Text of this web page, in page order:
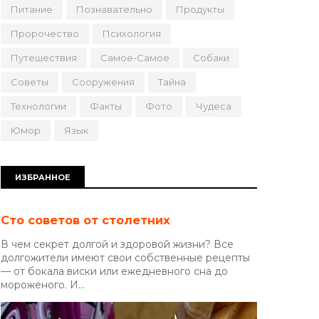
Питание Познавательно Продукты
Пророчество Психология
Путешествия Самое-Самое Собаки
Советы Сооружения Тайна
Технологии Факты Фото Чудеса
Юмор Язык
ИЗБРАННОЕ
Сто советов от столетних
В чем секрет долгой и здоровой жизни? Все
долгожители имеют свои собственные рецепты
— от бокала виски или ежедневного сна до
мороженого. И...